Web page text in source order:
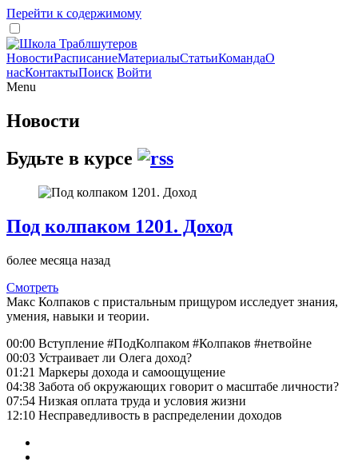
Перейти к содержимому
НовостиРасписаниеМатериалыСтатьиКомандаО
насКонтактыПоиск Войти
Menu
Новости
Будьте в курсе
Под колпаком 1201. Доход
более месяца назад
Смотреть
Макс Колпаков с пристальным прищуром исследует знания,
умения, навыки и теории.
00:00 Вступление #ПодКолпаком #Колпаков #нетвойне
00:03 Устраивает ли Олега доход?
01:21 Маркеры дохода и самоощущение
04:38 Забота об окружающих говорит о масштабе личности?
07:54 Низкая оплата труда и условия жизни
12:10 Несправедливость в распределении доходов